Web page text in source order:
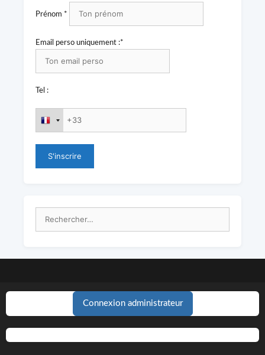
Prénom *
Email perso uniquement :*
Tel :
Connexion administrateur